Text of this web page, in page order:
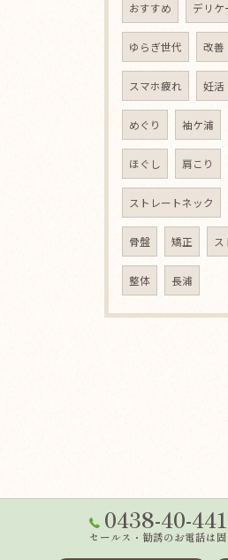
おすすめ デリケ
ゆらぎ世代 改善
スマホ疲れ 妊活
めぐり 袖ケ浦
ほぐし 肩こり
ストレートネック
骨盤 矯正 ス
整体 長浦
0438-40-
セールス・勧誘のお電話は